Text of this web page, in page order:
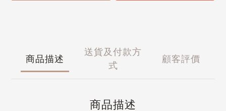
商品描述
送貨及付款方
式
顧客評價
商品描述